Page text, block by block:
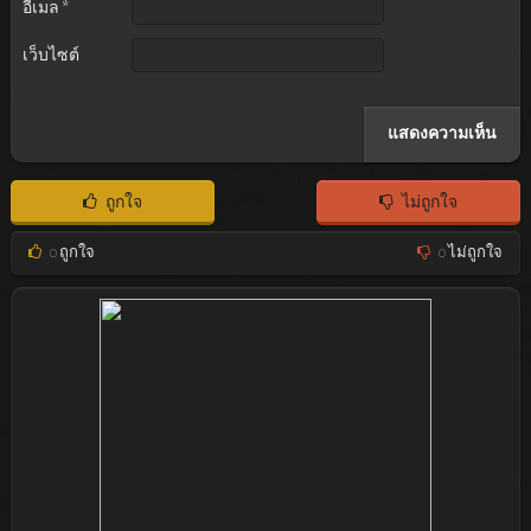
อีเมล *
เว็บไซต์
ถูกใจ ไม่ถูกใจ
0ถูกใจ 0ไม่ถูกใจ